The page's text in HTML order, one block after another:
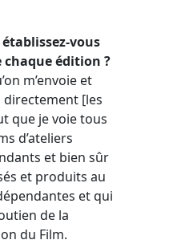
vous
édition ?
m’envoie et
directement [les
que je voie tous
d’ateliers
et bien sûr
et produits au
et qui
de la
du Film.